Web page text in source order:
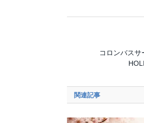
コロンバス
関連記事